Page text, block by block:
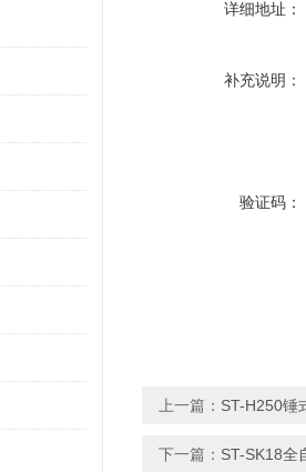
详细地址：
补充说明：
验证码：
上一篇： ST-H250锤
下一篇： ST-SK18全